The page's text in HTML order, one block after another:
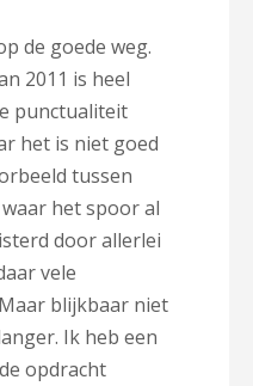
de goede weg.
2011 is heel
punctualiteit
het is niet goed
tussen
het spoor al
door allerlei
vele
blijkbaar niet
Ik heb een
opdracht